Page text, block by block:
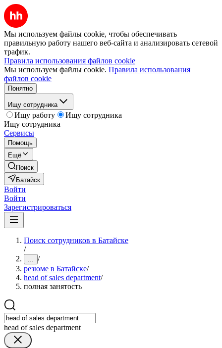
Мы используем файлы cookie, чтобы обеспечивать
правильную работу нашего веб-сайта и анализировать сетевой
трафик.
Правила использования файлов cookie
Мы используем файлы cookie. Правила использования
файлов cookie
Понятно
Ищу сотрудника
Ищу работу
Ищу сотрудника
Ищу сотрудника
Сервисы
Помощь
Ещё
Поиск
Батайск
Войти
Войти
Зарегистрироваться
Поиск сотрудников в Батайске
/
... /
резюме в Батайске/
head of sales department/
полная занятость
head of sales department